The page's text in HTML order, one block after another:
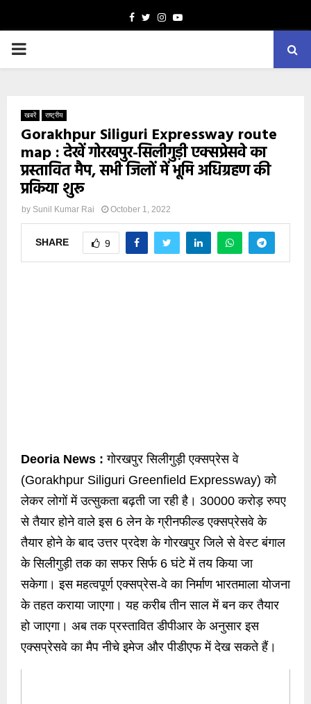
Facebook
TwitterInstagram
Youtube
PRIMARY
खबरें राष्ट्रीय
Gorakhpur Siliguri Expressway route
map : देखें गोरखपुर-सिलीगुड़ी एक्सप्रेसवे का
प्रस्तावित मैप, सभी जिलों में भूमि अधिग्रहण की
प्रकिया शुरू
by Sunil Kumar Rai October 1, 2022
SHARE 9
Deoria News : गोरखपुर सिलीगुड़ी एक्सप्रेस वे
(Gorakhpur Siliguri Greenfield Expressway) को
लेकर लोगों में उत्सुकता बढ़ती जा रही है। 30000 करोड़ रुपए
से तैयार होने वाले इस 6 लेन के ग्रीनफील्ड एक्सप्रेसवे के
तैयार होने के बाद उत्तर प्रदेश के गोरखपुर जिले से वेस्ट बंगाल
के सिलीगुड़ी तक का सफर सिर्फ 6 घंटे में तय किया जा
सकेगा। इस महत्वपूर्ण एक्सप्रेस-वे का निर्माण भारतमाला योजना
के तहत कराया जाएगा। यह करीब तीन साल में बन कर तैयार
हो जाएगा। अब तक प्रस्तावित डीपीआर के अनुसार इस
एक्सप्रेसवे का मैप नीचे इमेज और पीडीएफ में देख सकते हैं।